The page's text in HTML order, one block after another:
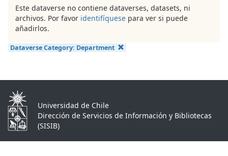
Este dataverse no contiene dataverses, datasets, ni
archivos. Por favor identifíquese para ver si puede
añadirlos.
Dataverse Category: Department
Universidad de Chile
Dirección de Servicios de Información y Bibliotecas
(SISIB)